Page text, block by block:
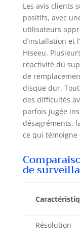
Les avis clients
positifs, avec
utilisateurs
d’installation et
Hiseeu.
réactivité du
de
disque dur.
des difficultés
parfois jugée
désagréments,
ce qui
de
Résolution